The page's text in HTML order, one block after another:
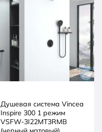
Душевая система Vincea
Inspire 300 1 режим
VSFW-3I22MT3RMB